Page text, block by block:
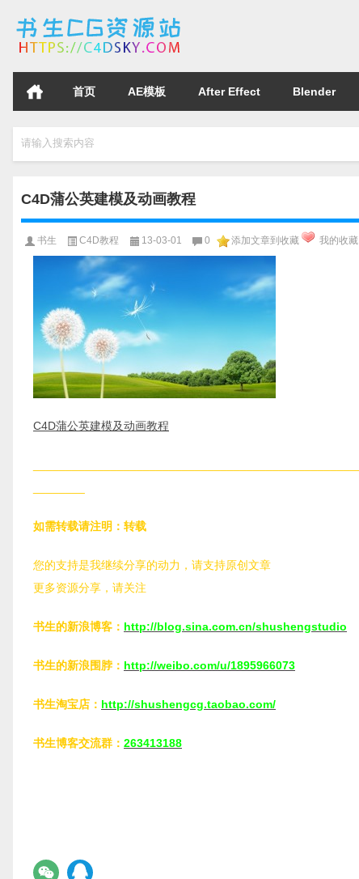
首页 AE模板 After Effect Blender
请输入搜索内容
C4D蒲公英建模及动画教程
书生 C4D教程 13-03-01 0 添加文章到收藏 我的收藏
C4D蒲公英建模及动画教程
如需转载请注明：转载
您的支持是我继续分享的动力，请支持原创文章
更多资源分享，请关注
书生的新浪博客： http://blog.sina.com.cn/shushengstudio
书生的新浪围脖： http://weibo.com/u/1895966073
书生淘宝店： http://shushengcg.taobao.com/
书生博客交流群： 263413188